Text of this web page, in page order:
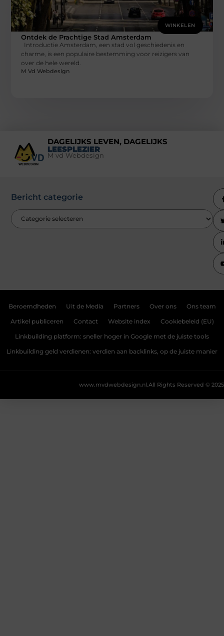
WINKELEN
Ontdek de Prachtige Stad Amsterdam
Introductie Amsterdam, een stad vol geschiedenis en
charme, is een populaire bestemming voor reizigers van
over de hele wereld.
M Vd Webdesign
DAGELIJKS LEVEN, DAGELIJKS
LEESPLEZIER
M vd Webdesign
Bericht categorie
Beroemdheden Uit de Media Partners Over ons Ons team
Artikel publiceren Contact Website index Cookiebeleid (EU)
Linkbuilding platform: sneller hoger in Google met de juiste tools
Linkbuilding geld verdienen: verdien aan backlinks, op de juiste manier
All Rights Reserved © 2025
www.mvdwebdesign.nl.